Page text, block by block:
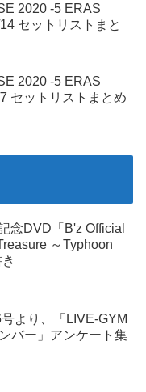
2020 -5 ERAS
セットリストまと
2020 -5 ERAS
セットリストまとめ
念DVD「B'z Official
～Typhoon
より、「LIVE-GYM
バー」アンケート集